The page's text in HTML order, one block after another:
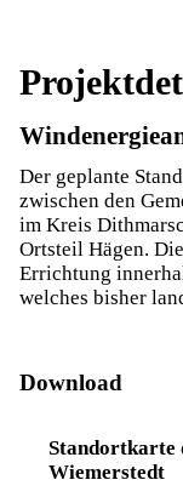
Der geplante
zwischen den
im Kreis
Ortsteil Hägen.
Errichtung
welches bisher
Download
Standortkarte
Wiemerstedt